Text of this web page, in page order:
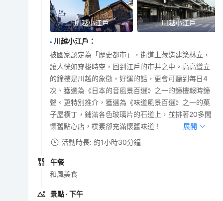
川越小江戶 川越小江戶
川越小江戶 ：
被國家認定為「歷史都市」，街道上藏造建築林立，
讓人恍如穿梭時空，回到江戶的市井之中。高高聳立
的鐘樓是川越的象徵，好運的話，更會可聽到每日4
次、獲選為《日本的音風景百選》之一的鐘樓報時鐘
聲。更特別推介，獲選為《味道風景百選》之一的菓
子屋橫丁，鋪滿各色玻璃片的石道上，並排著20多間
懷舊點心店，樸素卻充滿懷舊味道！
展開
活動時長: 約1小時30分鐘
午餐
和風美食
景點 · 下午